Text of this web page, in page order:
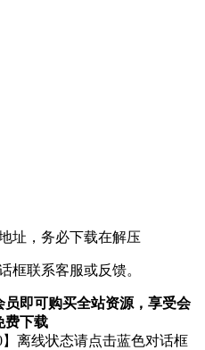
址，务必下载在解压
框联系客服或反馈。
员即可购买全站资源，享受会
费下载
】离线状态请点击蓝色对话框